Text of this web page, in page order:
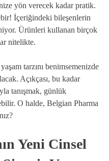
yön verecek kadar pratik.
İçeriğindeki bileşenlerin
Ürünleri kullanan birçok
nitelikte.
tarzını benimsemenizde
Açıkçası, bu kadar
tanışmak, günlük
O halde, Belgian Pharma
Yeni Cinsel